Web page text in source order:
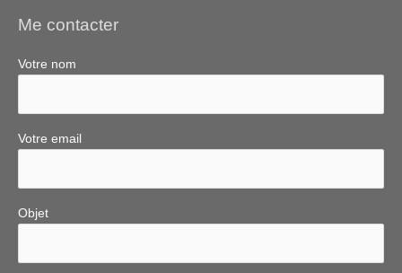
Me contacter
Votre nom
Votre email
Objet